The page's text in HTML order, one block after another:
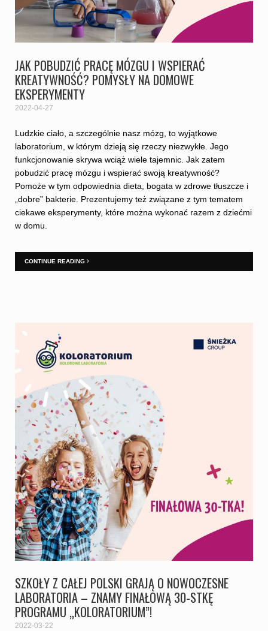
JAK POBUDZIĆ PRACĘ MÓZGU I WSPIERAĆ
KREATYWNOŚĆ? POMYSŁY NA DOMOWE
EKSPERYMENTY
2022-04-27
Ludzkie ciało, a szczególnie nasz mózg, to wyjątkowe
laboratorium, w którym dzieją się rzeczy niezwykłe. Jego
funkcjonowanie skrywa wciąż wiele tajemnic. Jak zatem
pobudzić pracę mózgu i wspierać swoją kreatywność?
Pomoże w tym odpowiednia dieta, bogata w zdrowe tłuszcze i
„dobre” bakterie. Prezentujemy też związane z tym tematem
ciekawe eksperymenty, które można wykonać razem z dziećmi
w domu.
CONTINUE READING
SZKOŁY Z CAŁEJ POLSKI GRAJĄ O NOWOCZESNE
LABORATORIA – ZNAMY FINAŁOWĄ 30-STKĘ
PROGRAMU „KOLORATORIUM”!
2022-03-22